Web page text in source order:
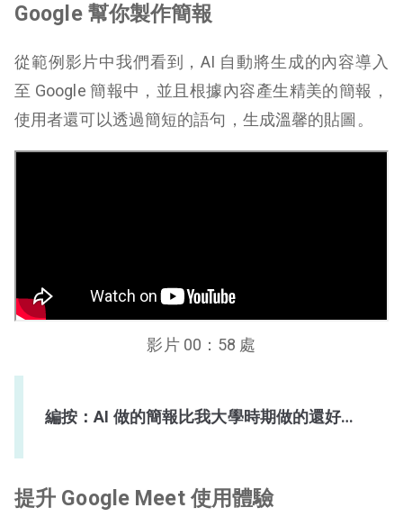
Google 幫你製作簡報
從範例影片中我們看到，AI 自動將生成的內容導入
至 Google 簡報中，並且根據內容產生精美的簡報，
使用者還可以透過簡短的語句，生成溫馨的貼圖。
影片 00：58 處
編按：AI 做的簡報比我大學時期做的還好…
提升 Google Meet 使用體驗